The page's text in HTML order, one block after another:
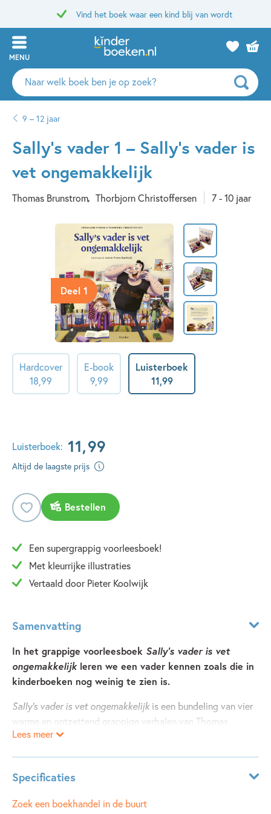
Vind het boek waar een kind blij van wordt
MENU
Zoeken
naar
auteurs
uitgevers
9 – 12 jaar
Sally’s vader 1 – Sally’s vader is
vet ongemakkelijk
Thomas Brunstrom Thorbjorn Christoffersen 7 - 10 jaar
Deel 1
Hardcover
18,99
E-book
9,99
Luisterboek
11,99
Luisterboek: 11,99
Altijd de laagste prijs
Bestellen
Een supergrappig voorleesboek!
Met kleurrijke illustraties
Vertaald door Pieter Koolwijk
Samenvatting
In het grappige voorleesboek Sally’s vader is vet
ongemakkelijk leren we een vader kennen zoals die in
kinderboeken nog weinig te zien is.
Sally’s vader is vet ongemakkelijkis een bundeling van vier
warme en ontzettend grappige verhalen van Thomas
Brunstrøm. De vader van Sally kan overdrijven en fantaseren
gewoon de waarheid vertelt, ontdekt ze dat hij heel saai
wordt!
Lees meer
Specificaties
Leeftijdsindicatie: 7 - 10 jaar
Zoek een boekhandel in de buurt